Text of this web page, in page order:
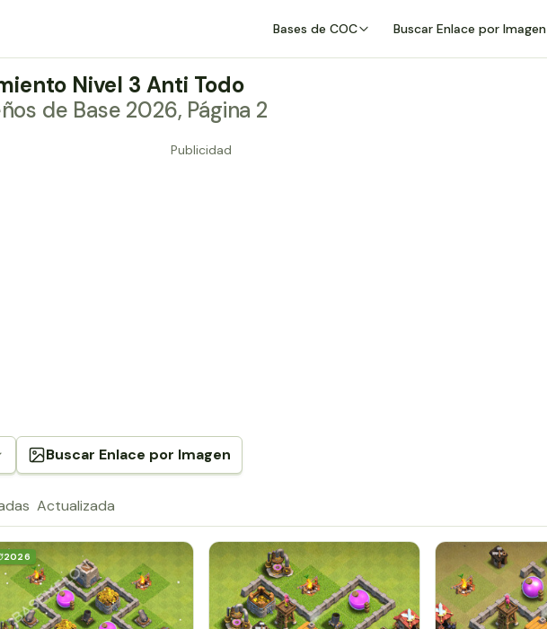
Bases de COC Buscar Enlace por Imagen
Nivel 3 Anti Todo
de Base 2026, Página 2
Publicidad
Buscar Enlace por Imagen
Actualizada
2026